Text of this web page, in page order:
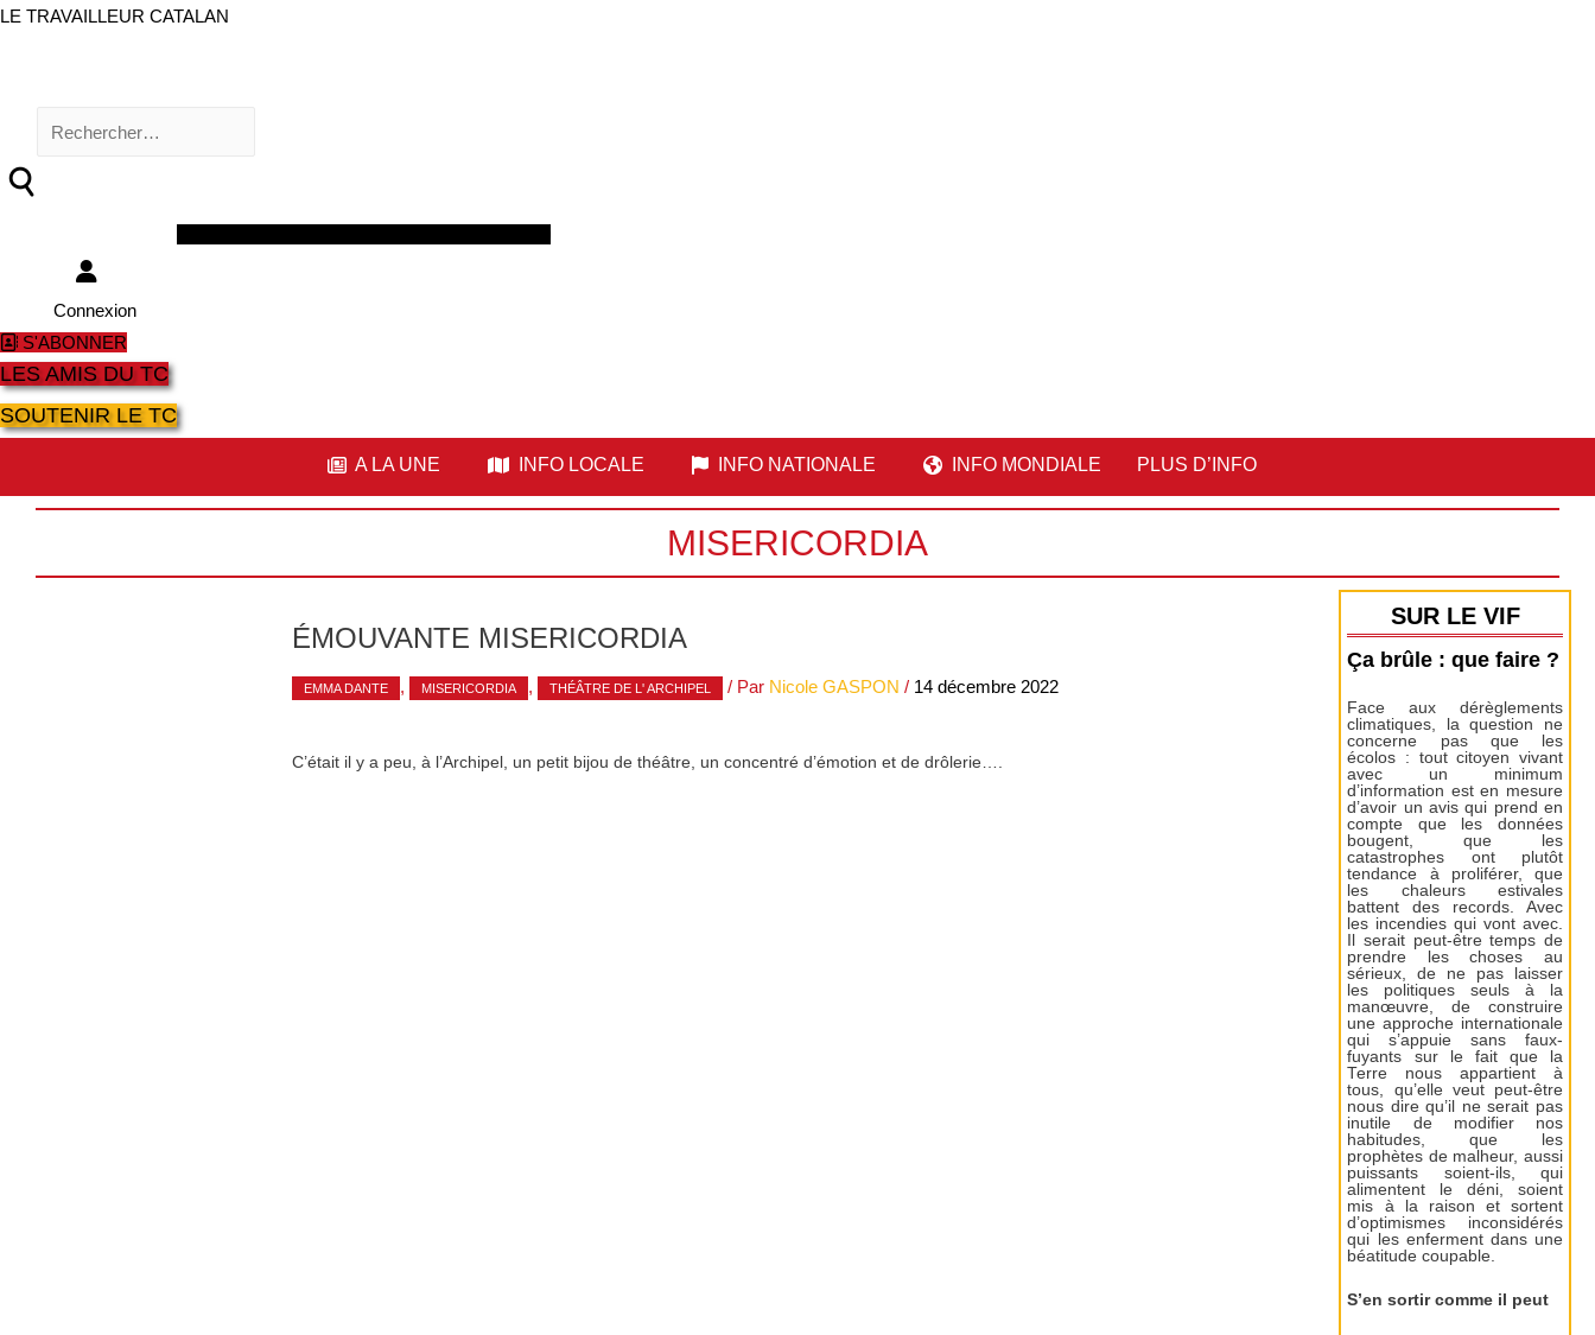
LE TRAVAILLEUR CATALAN
Rechercher :
Connexion
S'ABONNER
LES AMIS DU TC
SOUTENIR LE TC
A LA UNE INFO LOCALE INFO NATIONALE INFO MONDIALE PLUS D’INFO
MISERICORDIA
ÉMOUVANTE MISERICORDIA
EMMA DANTE , MISERICORDIA , THÉÂTRE DE L' ARCHIPEL / Par Nicole GASPON / 14 décembre 2022
C’était il y a peu, à l’Archipel, un petit bijou de théâtre, un concentré d’émotion et de drôlerie….
SUR LE VIF
Ça brûle : que faire ?
Face aux dérèglements
climatiques, la question ne
concerne pas que les
écolos : tout citoyen vivant
avec un minimum
d’information est en mesure
d’avoir un avis qui prend en
compte que les données
bougent, que les
catastrophes ont plutôt
tendance à proliférer, que
les chaleurs estivales
battent des records. Avec
les incendies qui vont avec.
Il serait peut-être temps de
prendre les choses au
sérieux, de ne pas laisser
les politiques seuls à la
manœuvre, de construire
une approche internationale
qui s’appuie sans faux-
fuyants sur le fait que la
Terre nous appartient à
tous, qu’elle veut peut-être
nous dire qu’il ne serait pas
inutile de modifier nos
habitudes, que les
prophètes de malheur, aussi
puissants soient-ils, qui
alimentent le déni, soient
mis à la raison et sortent
d’optimismes inconsidérés
qui les enferment dans une
béatitude coupable.
S’en sortir comme il peut